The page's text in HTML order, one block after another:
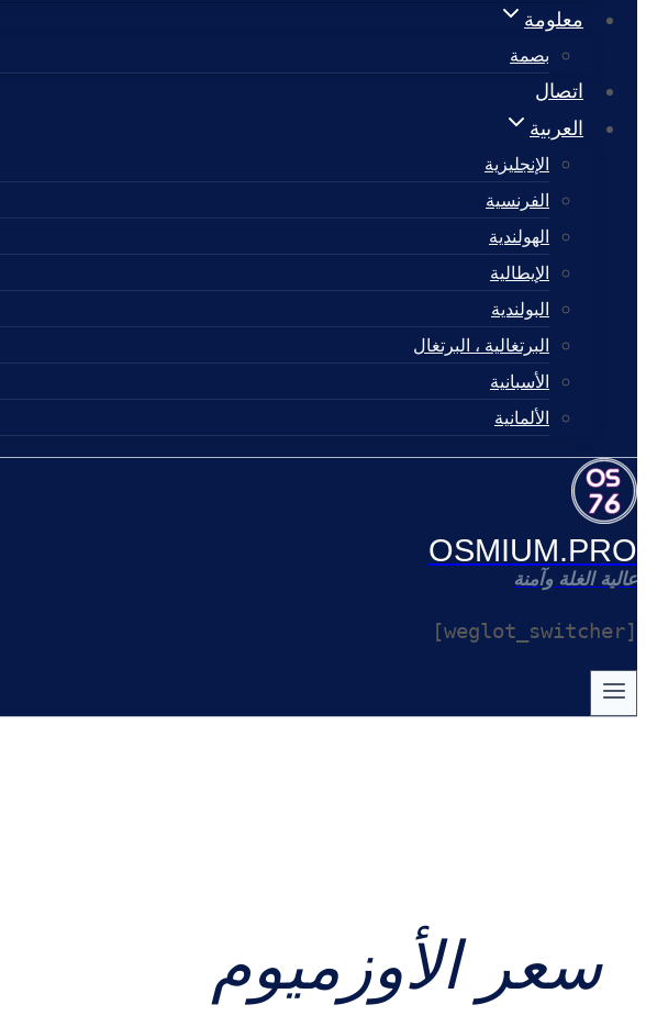
معلومة
بصمة
اتصال
العربية
الإنجليزية
الفرنسية
الهولندية
الإيطالية
البولندية
البرتغالية ، البرتغال
الأسبانية
الألمانية
OSMIUM.PRO
عالية الغلة وآمنة
[weglot_switcher]
سعر الأوزميوم